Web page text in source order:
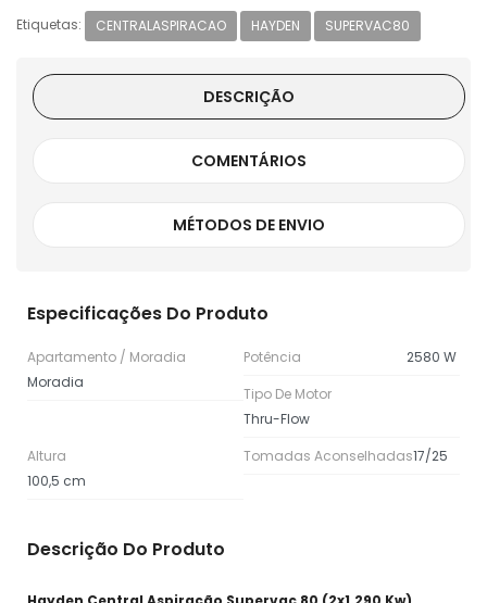
Etiquetas: CENTRALASPIRACAO HAYDEN SUPERVAC80
DESCRIÇÃO
COMENTÁRIOS
MÉTODOS DE ENVIO
Especificações Do Produto
Apartamento / Moradia
Moradia
Potência
2580 W
Tipo De Motor
Thru-Flow
Altura
100,5 cm
Tomadas Aconselhadas17/25
Descrição Do Produto